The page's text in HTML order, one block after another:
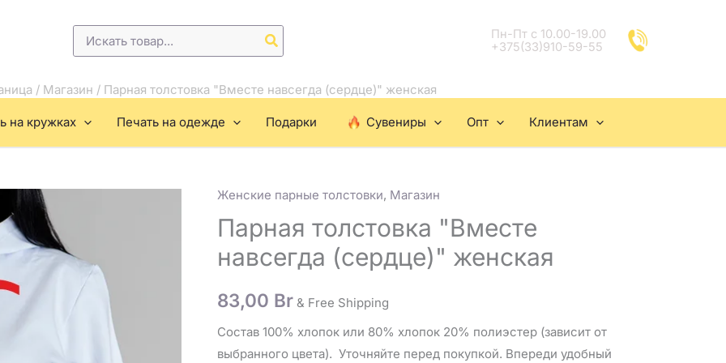
Пн-Пт с 10.00-19.00
+375(33)910-59-55
/ Магазин / Парная толстовка "Вместе навсегда (сердце)" женская
на кружках Печать на одежде Подарки Сувениры Опт Клиентам
Женские парные толстовки, Магазин
Парная толстовка "Вместе
навсегда (сердце)" женская
83,00 Br & Free Shipping
Состав 100% хлопок или 80% хлопок 20% полиэстер (зависит от
выбранного цвета). Уточняйте перед покупкой. Впереди удобный
Количество
товара
Парная
толстовка
навсегда
(сердце)"
женская